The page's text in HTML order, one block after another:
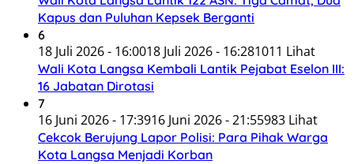
Kapus dan Puluhan Kepsek Berganti
6
18 Juli 2026 - 16:0018 Juli 2026 - 16:281011 Lihat
Wali Kota Langsa Kembali Lantik Pejabat Eselon III:
16 Jabatan Dirotasi
7
16 Juni 2026 - 17:3916 Juni 2026 - 21:55983 Lihat
Cekcok Berujung Lapor Polisi: Para Pihak Warga
Kota Langsa Menjadi Korban